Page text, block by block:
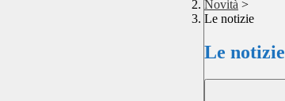
Novità >
Le notizie
Le notizie